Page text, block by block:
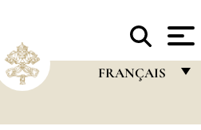
FRANÇAIS